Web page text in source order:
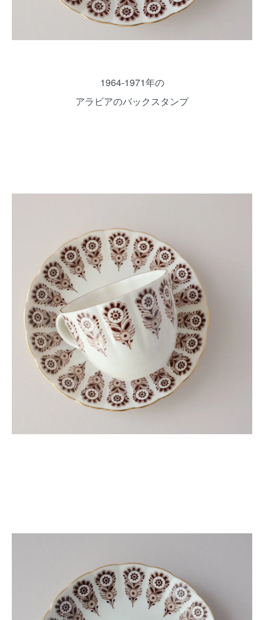
1964-1971年の
アラビアのバックスタンプ